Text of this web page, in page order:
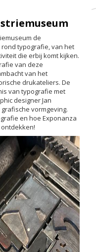
de
typografie, van het
die erbij komt kijken.
van deze
van het
drukateliers. De
van typografie met
designer Jan
vormgeving.
en hoe Exponanza